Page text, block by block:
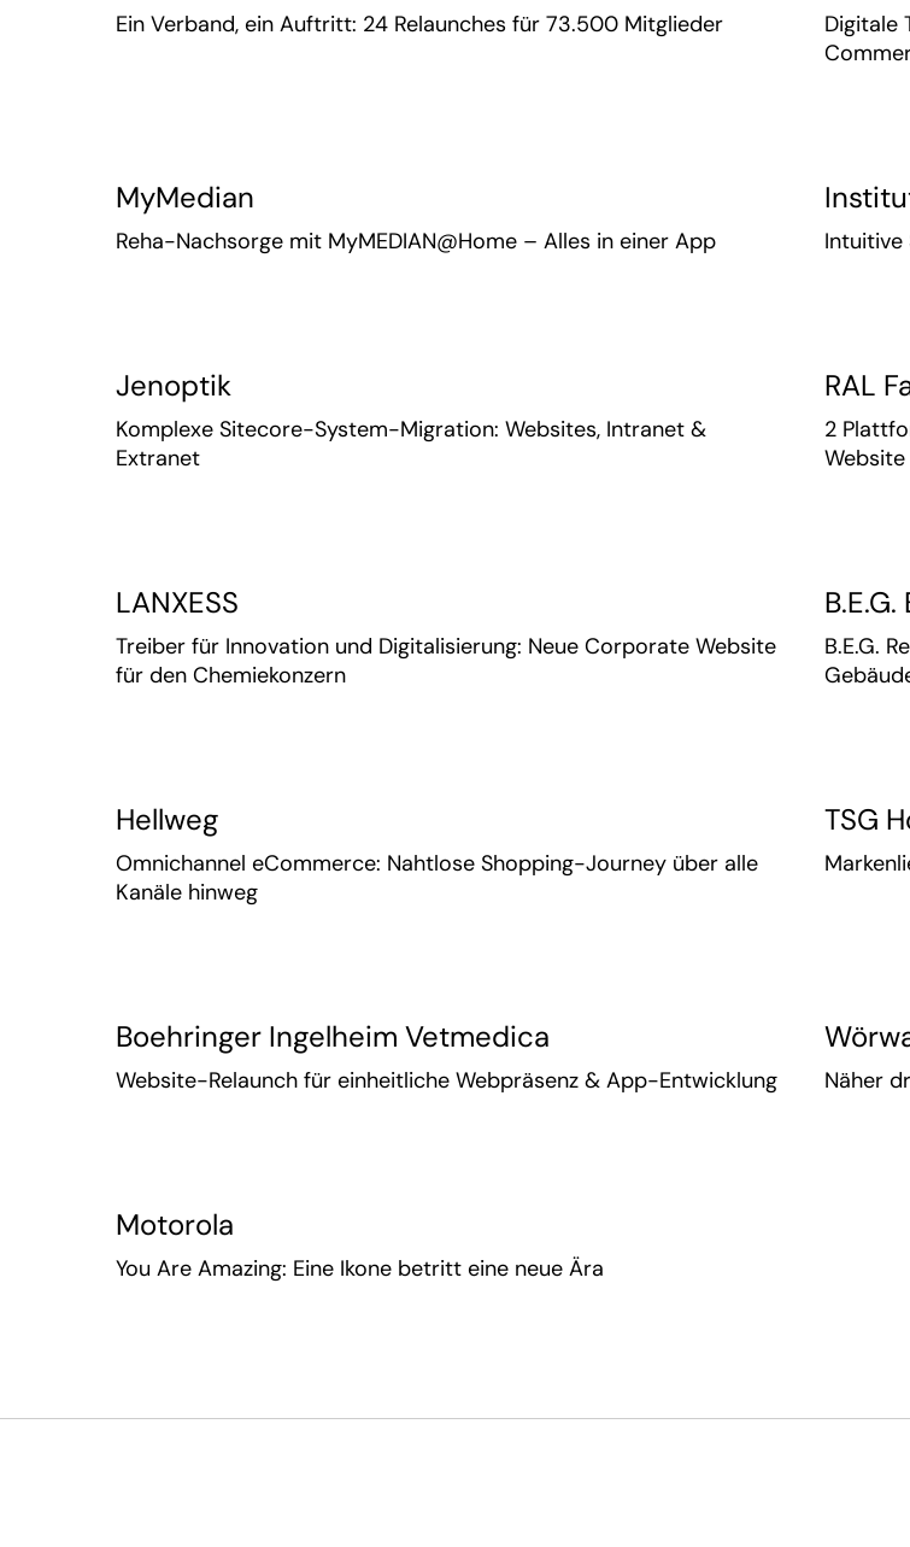
Ein Verband, ein Auftritt: 24 Relaunches für 73.500 Mitglieder
Digitale
MyMedian
Reha-Nachsorge mit MyMEDIAN@Home – Alles in einer App Intuitive
Jenoptik
Komplexe Sitecore-System-Migration: Websites, Intranet &
Extranet
RAL
2
LANXESS
Treiber für Innovation und Digitalisierung: Neue Corporate Website
für den Chemiekonzern
B.E.G.
Hellweg
Omnichannel eCommerce: Nahtlose Shopping-Journey über alle
Kanäle hinweg
TSG
Boehringer Ingelheim Vetmedica
Website-Relaunch für einheitliche Webpräsenz & App-Entwicklung Näher
Motorola
You Are Amazing: Eine Ikone betritt eine neue Ära